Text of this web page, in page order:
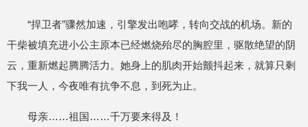
“捍卫者”骤然加速，引擎发出咆哮，转向交战的机场。新的
干柴被填充进小公主原本已经燃烧殆尽的胸腔里，驱散绝望的阴
云，重新燃起腾腾活力。她身上的肌肉开始颤抖起来，就算只剩
下我一人，今夜唯有抗争不息，到死为止。
母亲……祖国……千万要来得及！